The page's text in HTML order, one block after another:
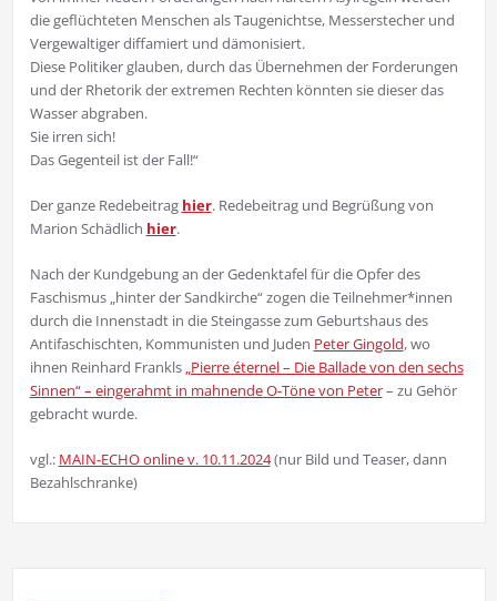
die geflüchteten Menschen als Taugenichtse, Messerstecher und
Vergewaltiger diffamiert und dämonisiert.
Diese Politiker glauben, durch das Übernehmen der Forderungen
und der Rhetorik der extremen Rechten könnten sie dieser das
Wasser abgraben.
Sie irren sich!
Das Gegenteil ist der Fall!“
Der ganze Redebeitrag hier. Redebeitrag und Begrüßung von
Marion Schädlich hier.
Nach der Kundgebung an der Gedenktafel für die Opfer des
Faschismus „hinter der Sandkirche“ zogen die Teilnehmer*innen
durch die Innenstadt in die Steingasse zum Geburtshaus des
Antifaschischten, Kommunisten und Juden Peter Gingold, wo
ihnen Reinhard Frankls „Pierre éternel – Die Ballade von den sechs
Sinnen“ – eingerahmt in mahnende O-Töne von Peter– zu Gehör
gebracht wurde.
vgl.: MAIN-ECHO online v. 10.11.2024(nur Bild und Teaser, dann
Bezahlschranke)